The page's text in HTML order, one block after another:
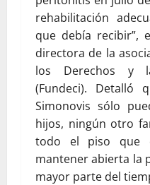
rehabilitación
que debía recibir”,
directora de la
los Derechos y
(Fundeci). Detalló
Simonovis sólo
hijos, ningún otro
todo el piso que
mantener abierta la
mayor parte del